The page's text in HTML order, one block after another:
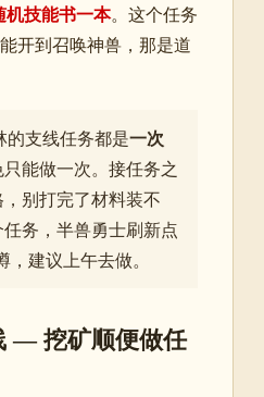
机技能书一本。这个任务
开到召唤神兽，那是道
的支线任务都是一次
只能做一次。接任务之
别打完了材料装不
务，半兽勇士刷新点
建议上午去做。
— 挖矿顺便做任